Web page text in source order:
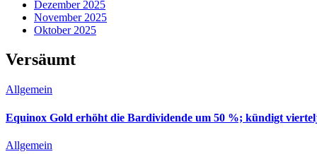
Dezember 2025
November 2025
Oktober 2025
Versäumt
Allgemein
Equinox Gold erhöht die Bardividende um 50 %; kündigt
Allgemein